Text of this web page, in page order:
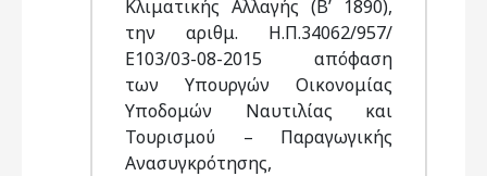
Κλιματικής Αλλαγής (Β’ 1890),
την αριθμ. Η.Π.34062/957/
Ε103/03-08-2015 απόφαση
των Υπουργών Οικονομίας
Υποδομών Ναυτιλίας και
Τουρισμού – Παραγωγικής
Ανασυγκρότησης,